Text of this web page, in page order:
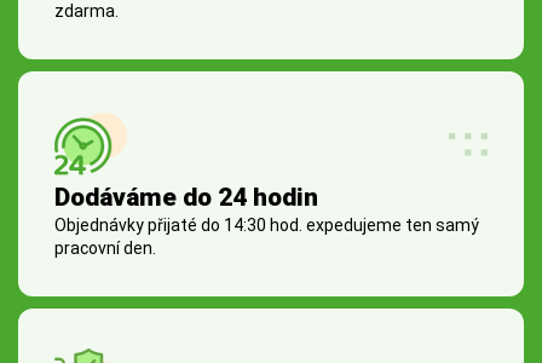
zdarma.
Dodáváme do 24 hodin
Objednávky přijaté do 14:30 hod. expedujeme ten samý
pracovní den.